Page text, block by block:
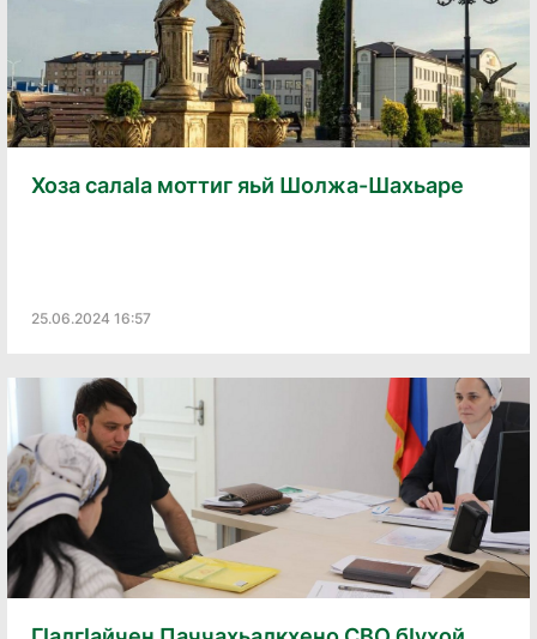
Хоза салаӀа моттиг яьй Шолжа-Шахьаре
25.06.2024 16:57